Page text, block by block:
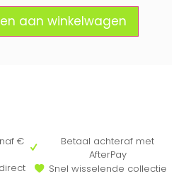
aan winkelwagen
€
Betaal achteraf met
AfterPay
Snel wisselende collectie